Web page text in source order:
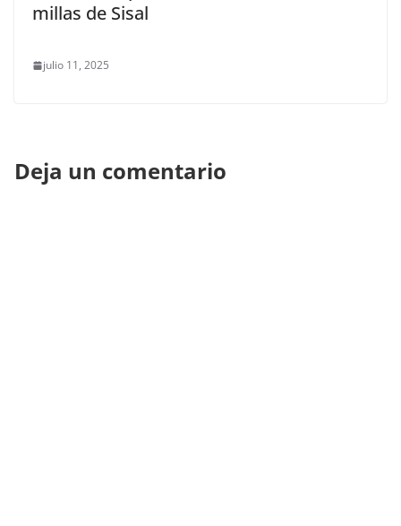
millas de Sisal
julio 11, 2025
Deja un comentario